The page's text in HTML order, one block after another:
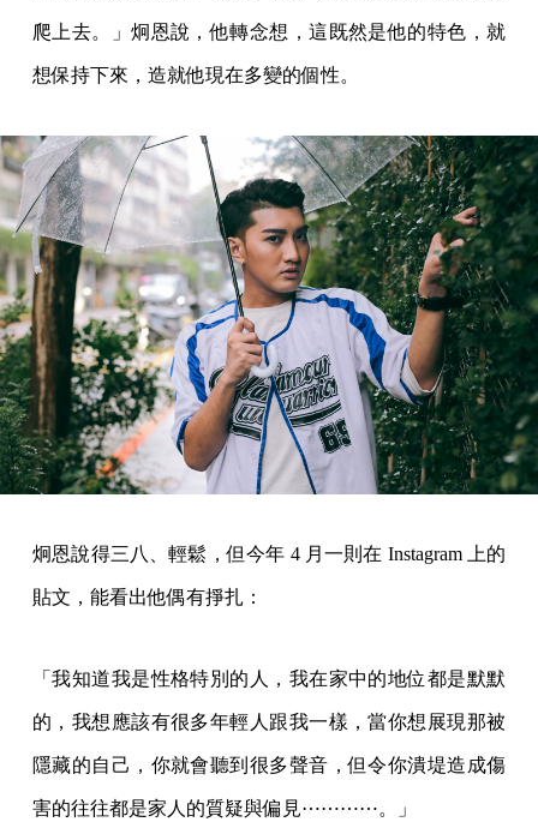
爬上去。」炯恩說，他轉念想，這既然是他的特色，就
想保持下來，造就他現在多變的個性。
炯恩說得三八、輕鬆，但今年 4 月一則在 Instagram 上的
貼文，能看出他偶有掙扎：
「我知道我是性格特別的人，我在家中的地位都是默默
的，我想應該有很多年輕人跟我一樣，當你想展現那被
隱藏的自己，你就會聽到很多聲音，但令你潰堤造成傷
害的往往都是家人的質疑與偏見⋯⋯⋯⋯。」